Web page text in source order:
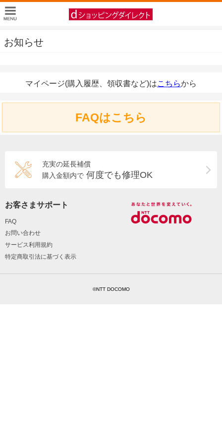
お知らせ
マイページ(購入履歴、領収書など)はこちらから
FAQはこちら
充実の延長補償
購入金額内で 何度でも修理OK
お客さまサポート
FAQ
お問い合わせ
サービス利用規約
特定商取引法に基づく表示
©NTT DOCOMO